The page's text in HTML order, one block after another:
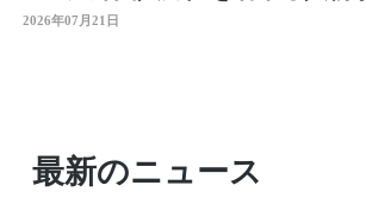
ジ 大分
2026年07月21日
最新のニュース